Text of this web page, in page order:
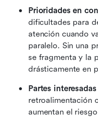
Prioridades en
dificultades para
atención cuando
paralelo. Sin una
se fragmenta y la
drásticamente en
Partes
retroalimentación
aumentan el